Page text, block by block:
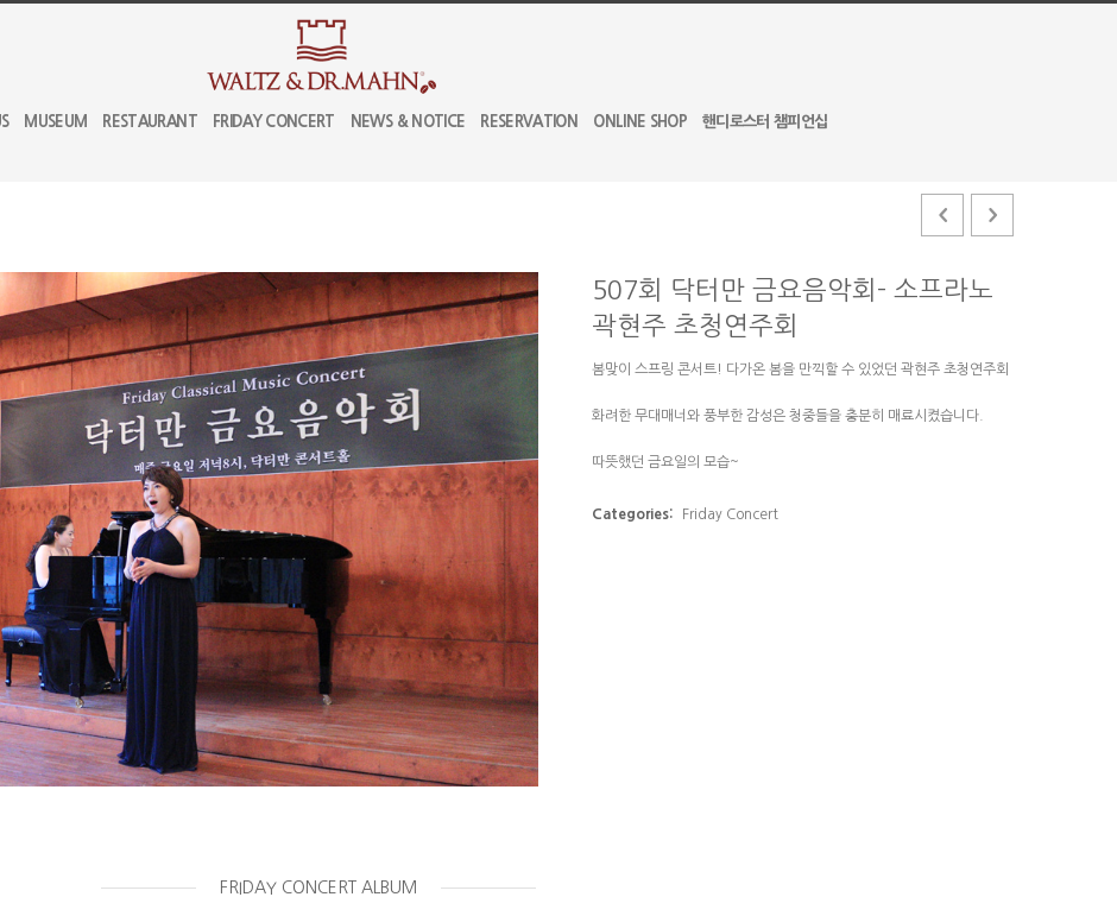
MUSEUM RESTAURANT FRIDAY CONCERT NEWS & NOTICE RESERVATION ONLINE SHOP 핸디로스터 챔피언십
507회 닥터만 금요음악회- 소프라노
곽현주 초청연주회
봄맞이 스프링 콘서트! 다가온 봄을 만끽할 수 있었던 곽현주 초청연주회
화려한 무대매너와 풍부한 감성은 청중들을 충분히 매료시켰습니다.
따뜻했던 금요일의 모습~
Categories: Friday Concert
FRIDAY CONCERT ALBUM